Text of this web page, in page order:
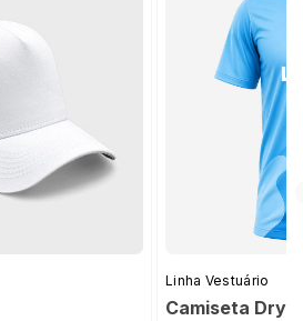
Linha Vestuário
Camiseta Dry